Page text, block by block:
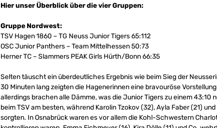
Hier unser Überblick über die vier Gruppen:
Gruppe Nordwest:
TSV Hagen 1860 – TG Neuss Junior Tigers 65:112
OSC Junior Panthers – Team Mittelhessen 50:73
Herner TC – Slammers PEAK Girls Hürth/Bonn 66:35
Selten täuscht ein überdeutliches Ergebnis wie beim Sieg der
30 Minuten lang zeigten die Hagenerinnen eine bravouröse
allerdings brachen alle Dämme, was die Junior Tigers zu einem 43:10
beim TSV am besten, während Karolin Tzokov (32), Ayla Faber (21)
sorgten. In Osnabrück waren es vor allem die Kohl-Schwestern